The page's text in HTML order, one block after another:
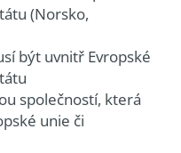
(Norsko,
být uvnitř Evropské
společností, která
unie či